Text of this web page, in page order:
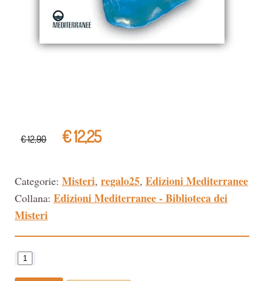
€ 12,90 € 12,25
Categorie: Misteri, regalo25, Edizioni Mediterranee
Collana: Edizioni Mediterranee - Biblioteca dei
Misteri